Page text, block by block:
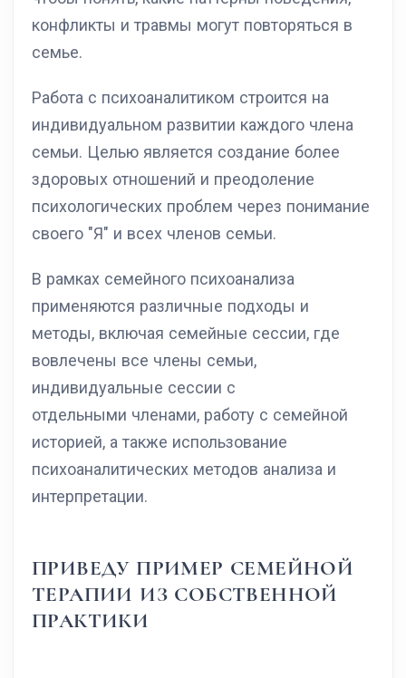
конфликты и травмы могут повторяться в
семье.
Работа с психоаналитиком строится на
индивидуальном развитии каждого члена
семьи. Целью является создание более
здоровых отношений и преодоление
психологических проблем через понимание
своего "Я" и всех членов семьи.
В рамках семейного психоанализа
применяются различные подходы и
методы, включая семейные сессии, где
вовлечены все члены семьи,
индивидуальные сессии с
отдельными членами, работу с семейной
историей, а также использование
психоаналитических методов анализа и
интерпретации.
ПРИВЕДУ ПРИМЕР СЕМЕЙНОЙ
ТЕРАПИИ ИЗ СОБСТВЕННОЙ
ПРАКТИКИ